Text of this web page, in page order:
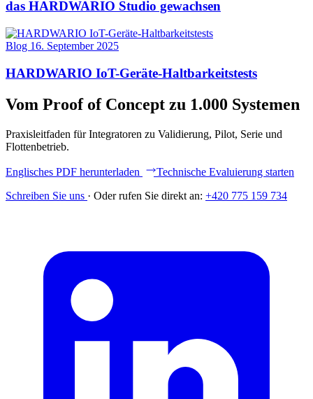
das HARDWARIO Studio gewachsen
Blog 16. September 2025
HARDWARIO IoT-Geräte-Haltbarkeitstests
Vom Proof of Concept zu 1.000 Systemen
Praxisleitfaden für Integratoren zu Validierung, Pilot, Serie und
Flottenbetrieb.
Englisches PDF herunterladen
Technische Evaluierung starten
Schreiben Sie uns · Oder rufen Sie direkt an: +420 775 159 734